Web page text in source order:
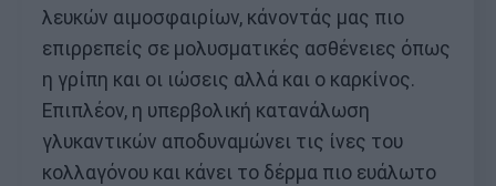
λευκών αιμοσφαιρίων, κάνοντάς μας πιο
επιρρεπείς σε μολυσματικές ασθένειες όπως
η γρίπη και οι ιώσεις αλλά και ο καρκίνος.
Επιπλέον, η υπερβολική κατανάλωση
γλυκαντικών αποδυναμώνει τις ίνες του
κολλαγόνου και κάνει το δέρμα πιο ευάλωτο